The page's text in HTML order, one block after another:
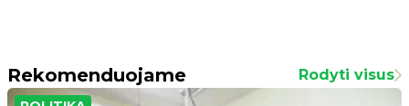
Rekomenduojame Rodyti visus